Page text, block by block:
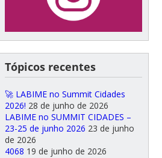
Tópicos recentes
🚀 LABIME no Summit Cidades
2026! 28 de junho de 2026
LABIME no SUMMIT CIDADES –
23-25 de junho 2026 23 de junho
de 2026
4068 19 de junho de 2026